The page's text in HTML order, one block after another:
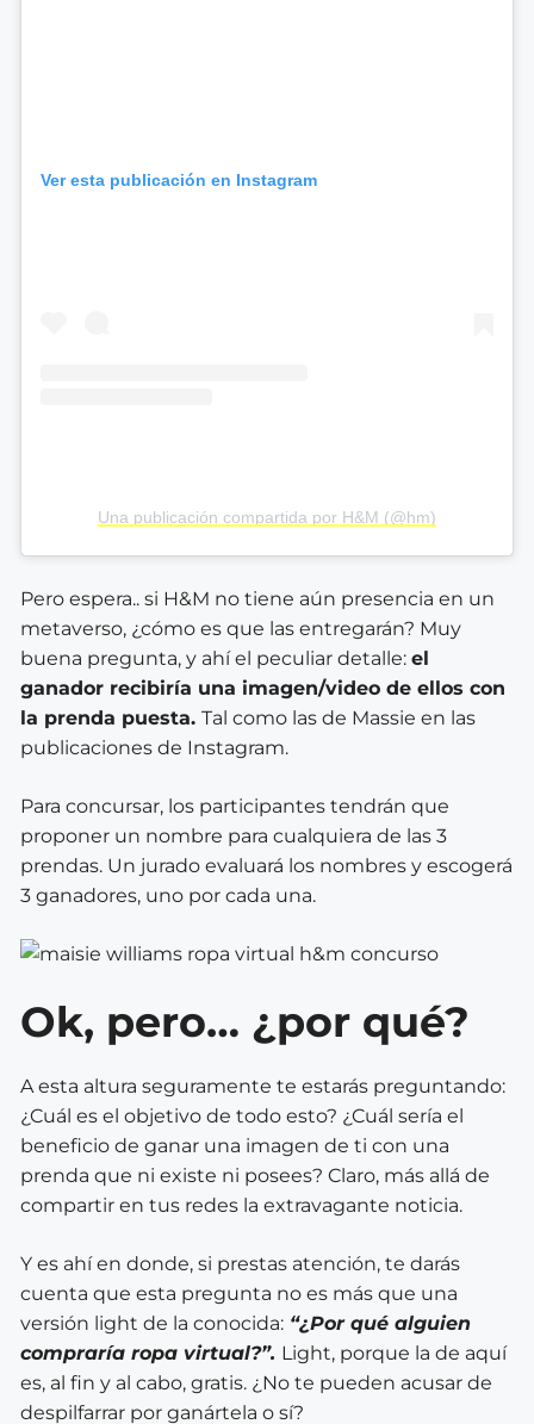
Ver esta publicación en Instagram
Una publicación compartida por H&M (@hm)
Pero espera.. si H&M no tiene aún presencia en un
metaverso, ¿cómo es que las entregarán? Muy
buena pregunta, y ahí el peculiar detalle: el
ganador recibiría una imagen/video de ellos con
la prenda puesta. Tal como las de Massie en las
publicaciones de Instagram.
Para concursar, los participantes tendrán que
proponer un nombre para cualquiera de las 3
prendas. Un jurado evaluará los nombres y escogerá
3 ganadores, uno por cada una.
Ok, pero… ¿por qué?
A esta altura seguramente te estarás preguntando:
¿Cuál es el objetivo de todo esto? ¿Cuál sería el
beneficio de ganar una imagen de ti con una
prenda que ni existe ni posees? Claro, más allá de
compartir en tus redes la extravagante noticia.
Y es ahí en donde, si prestas atención, te darás
cuenta que esta pregunta no es más que una
versión light de la conocida: “¿Por qué alguien
compraría ropa virtual?”. Light, porque la de aquí
es, al fin y al cabo, gratis. ¿No te pueden acusar de
despilfarrar por ganártela o sí?